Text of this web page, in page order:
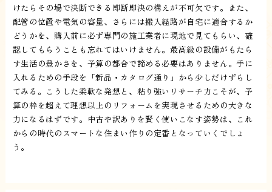
けたらその場で決断できる即断即決の構えが不可欠です。また、
配管の位置や電気の容量、さらには搬入経路が自宅に適合するか
どうかを、購入前に必ず専門の施工業者に現地で見てもらい、確
認してもらうことも忘れてはいけません。最高級の設備がもたら
す生活の豊かさを、予算の都合で諦める必要はありません。手に
入れるための手段を「新品・カタログ通り」から少しだけずらし
てみる。こうした柔軟な発想と、粘り強いリサーチ力こそが、予
算の枠を超えて理想以上のリフォームを実現させるための大きな
力になるはずです。中古や訳ありを賢く使いこなす姿勢は、これ
からの時代のスマートな住まい作りの定番となっていくでしょ
う。